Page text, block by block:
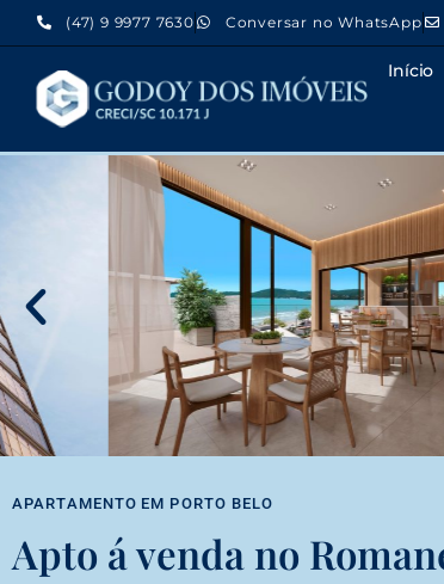
(47) 9 9977 7630 Conversar no WhatsApp
Início
APARTAMENTO EM PORTO BELO
Apto á venda no